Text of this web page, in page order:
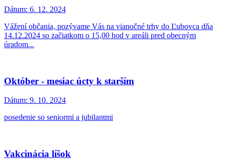
Dátum: 6. 12. 2024
Vážení občania, pozývame Vás na vianočné trhy do Ľubovca dňa
14.12.2024 so začiatkom o 15,00 hod v areáli pred obecným
úradom...
Október - mesiac úcty k starším
Dátum: 9. 10. 2024
posedenie so seniormi a jubilantmi
Vakcinácia líšok